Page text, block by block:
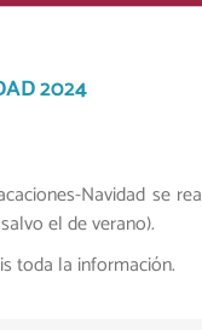
2024
Navidad se
el de verano).
toda la información.